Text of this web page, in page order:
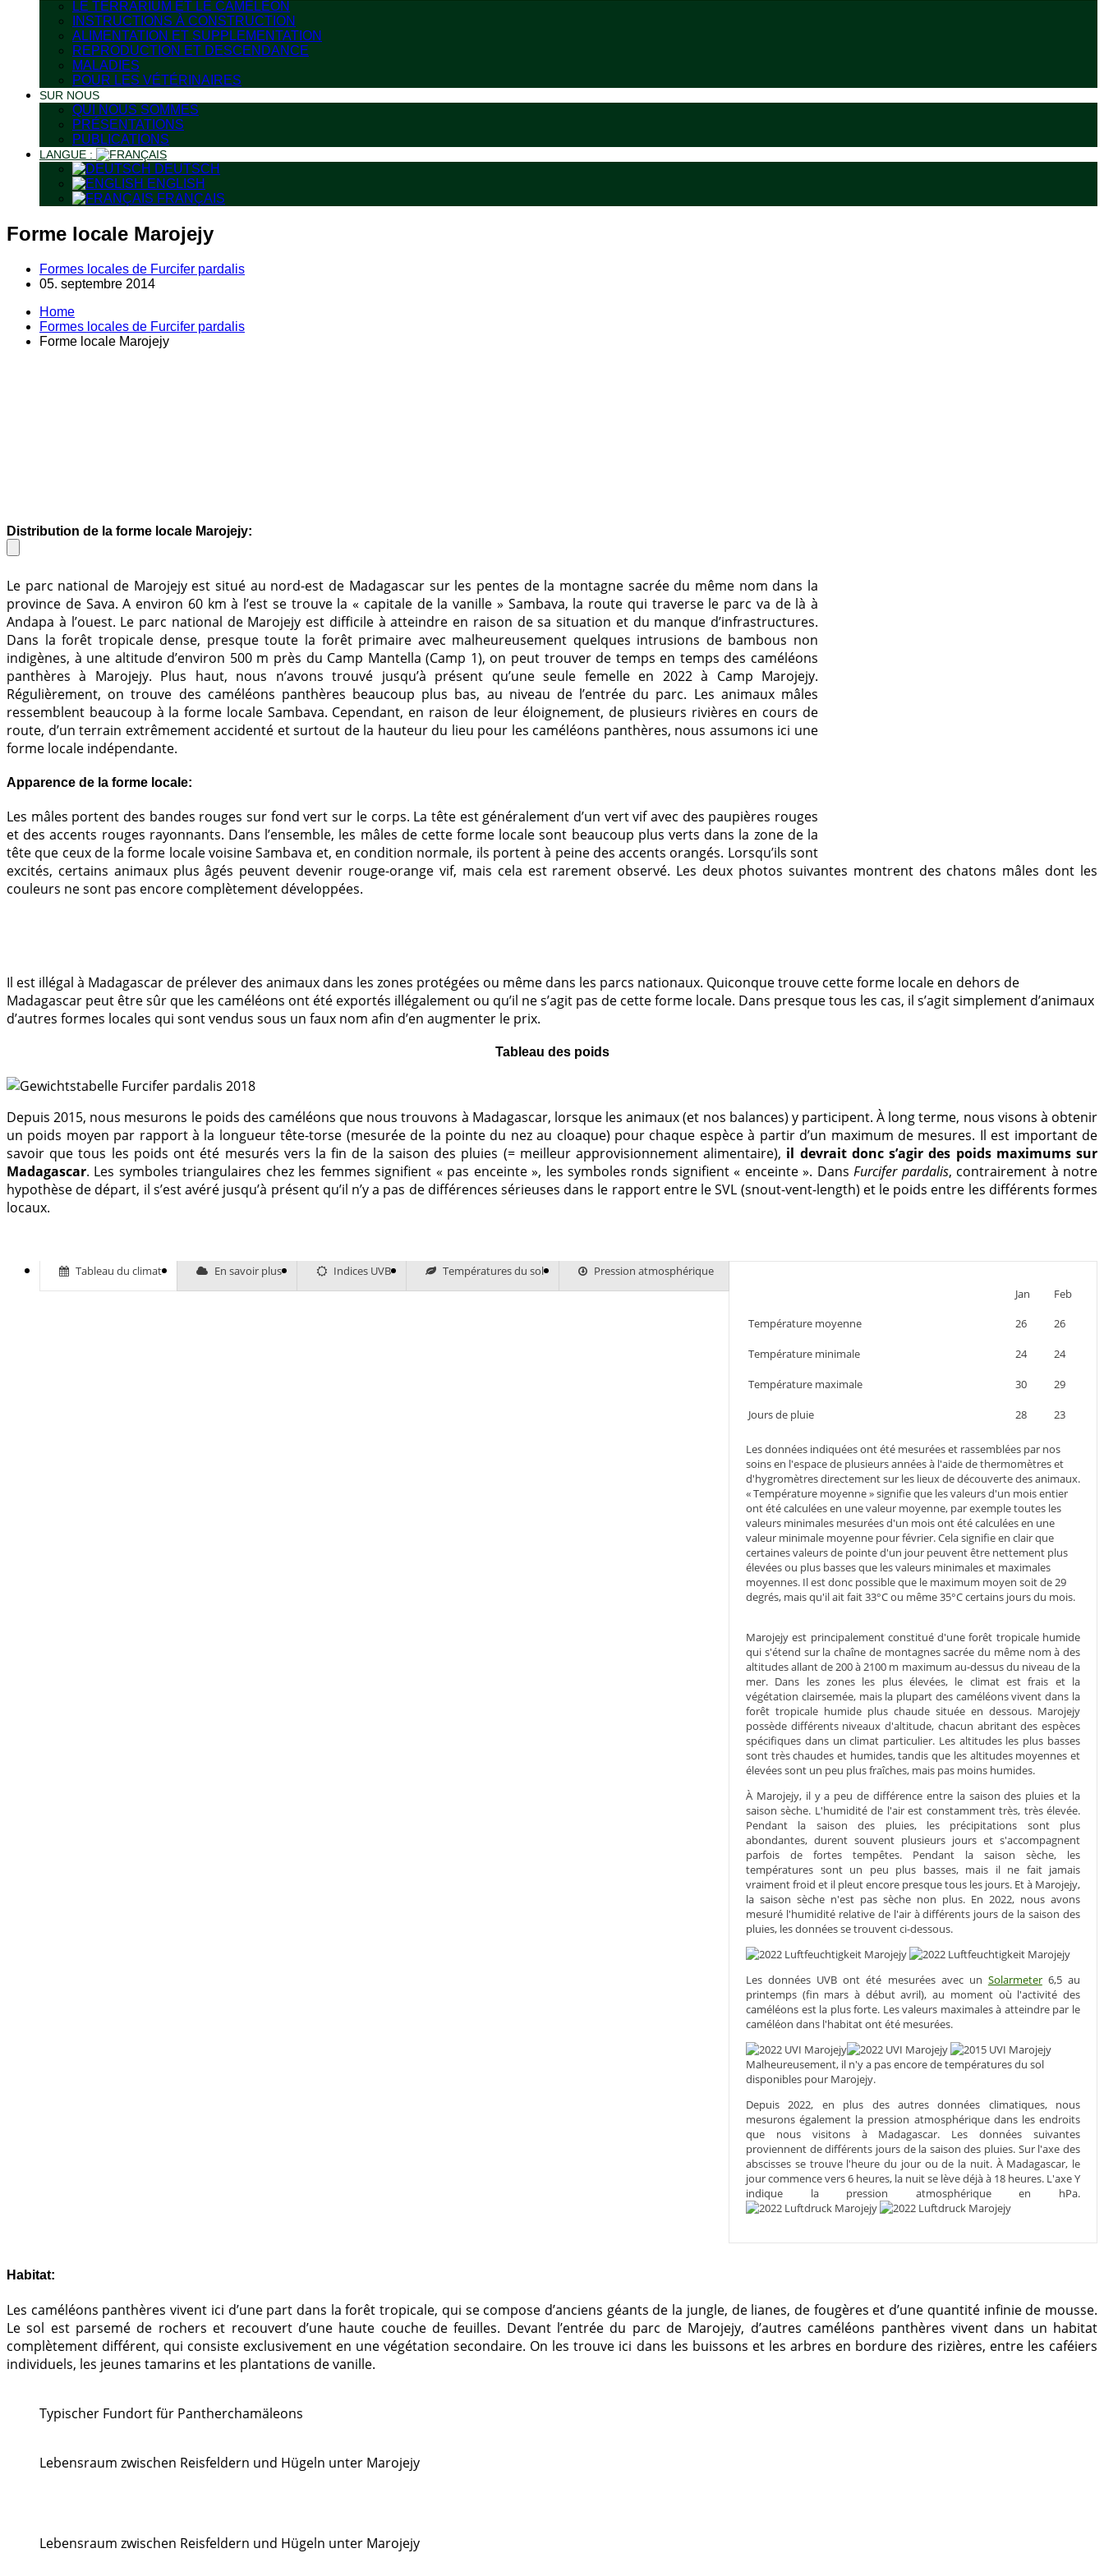
LE TERRARIUM ET LE CAMÉLÉON
INSTRUCTIONS À CONSTRUCTION
ALIMENTATION ET SUPPLEMENTATION
REPRODUCTION ET DESCENDANCE
MALADIES
POUR LES VÉTÉRINAIRES
SUR NOUS
QUI NOUS SOMMES
PRÉSENTATIONS
PUBLICATIONS
LANGUE :
DEUTSCH
ENGLISH
FRANÇAIS
Forme locale Marojejy
Formes locales de Furcifer pardalis
05. septembre 2014
Home
Formes locales de Furcifer pardalis
Forme locale Marojejy
Distribution de la forme locale Marojejy:
Le parc national de Marojejy est situé au nord-est de Madagascar sur les pentes de la montagne sacrée du même nom dans la
province de Sava. A environ 60 km à l’est se trouve la « capitale de la vanille » Sambava, la route qui traverse le parc va de là à
Andapa à l’ouest. Le parc national de Marojejy est difficile à atteindre en raison de sa situation et du manque d’infrastructures.
Dans la forêt tropicale dense, presque toute la forêt primaire avec malheureusement quelques intrusions de bambous non
indigènes, à une altitude d’environ 500 m près du Camp Mantella (Camp 1), on peut trouver de temps en temps des caméléons
panthères à Marojejy. Plus haut, nous n’avons trouvé jusqu’à présent qu’une seule femelle en 2022 à Camp Marojejy.
Régulièrement, on trouve des caméléons panthères beaucoup plus bas, au niveau de l’entrée du parc. Les animaux mâles
ressemblent beaucoup à la forme locale Sambava. Cependant, en raison de leur éloignement, de plusieurs rivières en cours de
route, d’un terrain extrêmement accidenté et surtout de la hauteur du lieu pour les caméléons panthères, nous assumons ici une
forme locale indépendante.
Apparence de la forme locale:
Les mâles portent des bandes rouges sur fond vert sur le corps. La tête est généralement d’un vert vif avec des paupières rouges
et des accents rouges rayonnants. Dans l’ensemble, les mâles de cette forme locale sont beaucoup plus verts dans la zone de la
tête que ceux de la forme locale voisine Sambava et, en condition normale, ils portent à peine des accents orangés. Lorsqu’ils sont
excités, certains animaux plus âgés peuvent devenir rouge-orange vif, mais cela est rarement observé. Les deux photos suivantes montrent des chatons mâles dont les
couleurs ne sont pas encore complètement développées.
Il est illégal à Madagascar de prélever des animaux dans les zones protégées ou même dans les parcs nationaux. Quiconque trouve cette forme locale en dehors de
Madagascar peut être sûr que les caméléons ont été exportés illégalement ou qu’il ne s’agit pas de cette forme locale. Dans presque tous les cas, il s’agit simplement d’animaux
d’autres formes locales qui sont vendus sous un faux nom afin d’en augmenter le prix.
Tableau des poids
Depuis 2015, nous mesurons le poids des caméléons que nous trouvons à Madagascar, lorsque les animaux (et nos balances) y participent. À long terme, nous visons à obtenir
un poids moyen par rapport à la longueur tête-torse (mesurée de la pointe du nez au cloaque) pour chaque espèce à partir d’un maximum de mesures. Il est important de
savoir que tous les poids ont été mesurés vers la fin de la saison des pluies (= meilleur approvisionnement alimentaire), il devrait donc s’agir des poids maximums sur
Madagascar. Les symboles triangulaires chez les femmes signifient « pas enceinte », les symboles ronds signifient « enceinte ». DansFurcifer pardalis, contrairement à notre
hypothèse de départ, il s’est avéré jusqu’à présent qu’il n’y a pas de différences sérieuses dans le rapport entre le SVL (snout-vent-length) et le poids entre les différents formes
locaux.
Tableau du climat En savoir plus Indices UVB Températures du sol
Pression atmosphérique
Jan
Feb
Température moyenne
26 26
Température minimale 24 24
Température maximale 30 29
Jours de pluie 28 23
Les données indiquées ont été mesurées et rassemblées par nos
soins en l'espace de plusieurs années à l'aide de thermomètres et
d'hygromètres directement sur les lieux de découverte des animaux.
« Température moyenne » signifie que les valeurs d'un mois entier
ont été calculées en une valeur moyenne, par exemple toutes les
valeurs minimales mesurées d'un mois ont été calculées en une
valeur minimale moyenne pour février. Cela signifie en clair que
certaines valeurs de pointe d'un jour peuvent être nettement plus
élevées ou plus basses que les valeurs minimales et maximales
moyennes. Il est donc possible que le maximum moyen soit de 29
degrés, mais qu'il ait fait 33°C ou même 35°C certains jours du mois.
Marojejy est principalement constitué d'une forêt tropicale humide
qui s'étend sur la chaîne de montagnes sacrée du même nom à des
altitudes allant de 200 à 2100 m maximum au-dessus du niveau de la
mer. Dans les zones les plus élevées, le climat est frais et la
végétation clairsemée, mais la plupart des caméléons vivent dans la
forêt tropicale humide plus chaude située en dessous. Marojejy
possède différents niveaux d'altitude, chacun abritant des espèces
spécifiques dans un climat particulier. Les altitudes les plus basses
sont très chaudes et humides, tandis que les altitudes moyennes et
élevées sont un peu plus fraîches, mais pas moins humides.
À Marojejy, il y a peu de différence entre la saison des pluies et la
saison sèche. L'humidité de l'air est constamment très, très élevée.
Pendant la saison des pluies, les précipitations sont plus
abondantes, durent souvent plusieurs jours et s'accompagnent
parfois de fortes tempêtes. Pendant la saison sèche, les
températures sont un peu plus basses, mais il ne fait jamais
vraiment froid et il pleut encore presque tous les jours. Et à Marojejy,
la saison sèche n'est pas sèche non plus. En 2022, nous avons
mesuré l'humidité relative de l'air à différents jours de la saison des
pluies, les données se trouvent ci-dessous.
Les données UVB ont été mesurées avec un Solarmeter6,5 au
printemps (fin mars à début avril), au moment où l'activité des
caméléons est la plus forte. Les valeurs maximales à atteindre par le
caméléon dans l'habitat ont été mesurées.
Malheureusement, il n'y a pas encore de températures du sol
disponibles pour Marojejy.
Depuis 2022, en plus des autres données climatiques, nous
mesurons également la pression atmosphérique dans les endroits
que nous visitons à Madagascar. Les données suivantes
proviennent de différents jours de la saison des pluies. Sur l'axe des
abscisses se trouve l'heure du jour ou de la nuit. À Madagascar, le
jour commence vers 6 heures, la nuit se lève déjà à 18 heures. L'axe Y
indique la pression atmosphérique en hPa.
Habitat:
Les caméléons panthères vivent ici d’une part dans la forêt tropicale, qui se compose d’anciens géants de la jungle, de lianes, de fougères et d’une quantité infinie de mousse.
Le sol est parsemé de rochers et recouvert d’une haute couche de feuilles. Devant l’entrée du parc de Marojejy, d’autres caméléons panthères vivent dans un habitat
complètement différent, qui consiste exclusivement en une végétation secondaire. On les trouve ici dans les buissons et les arbres en bordure des rizières, entre les caféiers
individuels, les jeunes tamarins et les plantations de vanille.
Typischer Fundort für Pantherchamäleons
Lebensraum zwischen Reisfeldern und Hügeln unter Marojejy
Lebensraum zwischen Reisfeldern und Hügeln unter Marojejy